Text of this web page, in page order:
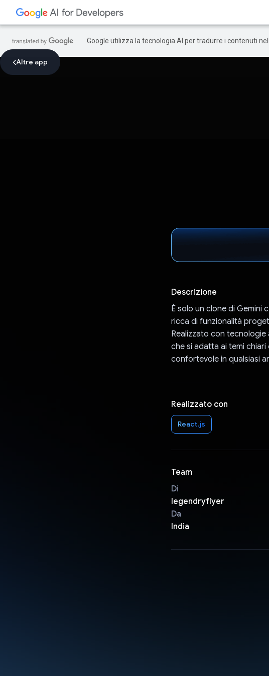
Google utilizza la tecnologia AI per tradurre i contenuti
Altre app
Descrizione
È solo un clone di Gemini
ricca di funzionalità
Realizzato con tecnologie
che si adatta ai temi
confortevole in qualsiasi
Realizzato con
React.js
Team
Di
legendryflyer
Da
India